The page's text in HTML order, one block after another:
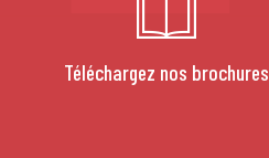
Téléchargez nos brochures